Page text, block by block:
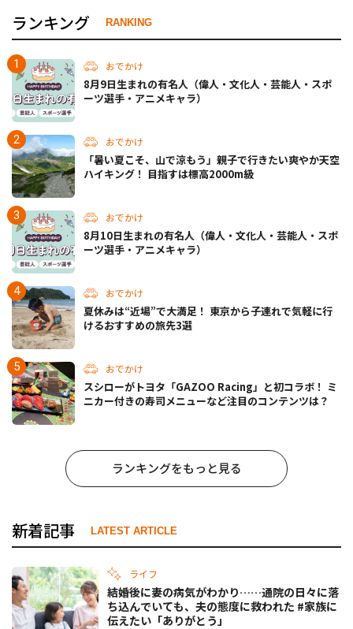
ランキング RANKING
おでかけ
8月9日生まれの有名人（偉人・文化人・芸能人・スポ
ーツ選手・アニメキャラ）
おでかけ
「暑い夏こそ、山で涼もう」親子で行きたい爽やか天空
ハイキング！ 目指すは標高2000m級
おでかけ
8月10日生まれの有名人（偉人・文化人・芸能人・スポ
ーツ選手・アニメキャラ）
おでかけ
夏休みは“近場”で大満足！ 東京から子連れで気軽に行
けるおすすめの旅先3選
おでかけ
スシローがトヨタ「GAZOO Racing」と初コラボ！ ミ
ニカー付きの寿司メニューなど注目のコンテンツは？
ランキングをもっと見る
新着記事 LATEST ARTICLE
ライフ
結婚後に妻の病気がわかり……通院の日々に落
ち込んでいても、夫の態度に救われた #家族に
伝えたい「ありがとう」